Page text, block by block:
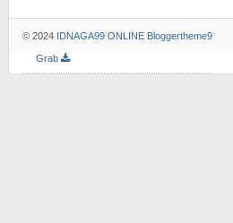
© 2024 IDNAGA99 ONLINE Bloggertheme9
Grab